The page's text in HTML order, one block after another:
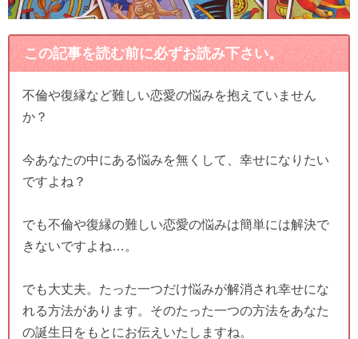
この記事を読む前に必ずお読み下さい。
不倫や復縁など難しい恋愛の悩みを抱えていません
か？
今あなたの中にある悩みを無くして、幸せになりたい
ですよね？
でも不倫や復縁の難しい恋愛の悩みは簡単には解決で
きないですよね…。
でも大丈夫。たった一つだけ悩みが解消され幸せにな
れる方法があります。そのたった一つの方法をあなた
の誕生日をもとにお伝えいたしますね。